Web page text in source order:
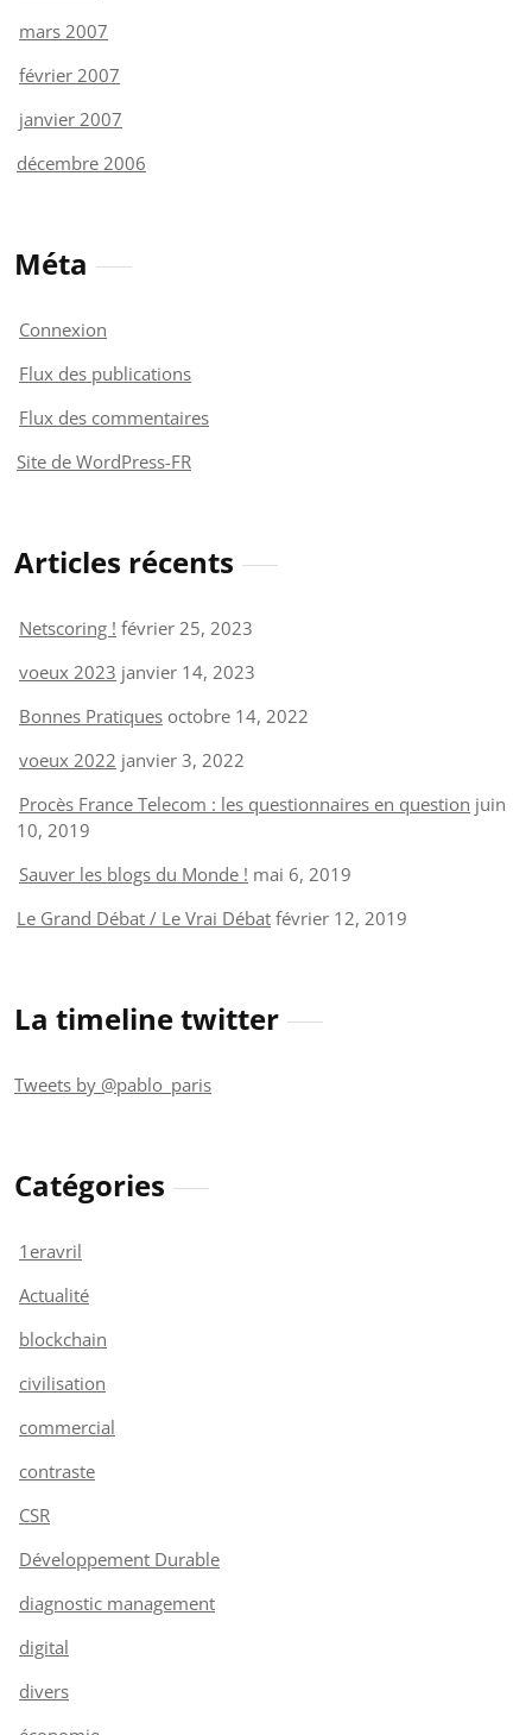
mars 2007
février 2007
janvier 2007
décembre 2006
Méta
Connexion
Flux des publications
Flux des commentaires
Site de WordPress-FR
Articles récents
Netscoring ! février 25, 2023
voeux 2023 janvier 14, 2023
Bonnes Pratiques octobre 14, 2022
voeux 2022 janvier 3, 2022
Procès France Telecom : les questionnaires en question juin
10, 2019
Sauver les blogs du Monde ! mai 6, 2019
Le Grand Débat / Le Vrai Débat février 12, 2019
La timeline twitter
Tweets by @pablo_paris
Catégories
1eravril
Actualité
blockchain
civilisation
commercial
contraste
CSR
Développement Durable
diagnostic management
digital
divers